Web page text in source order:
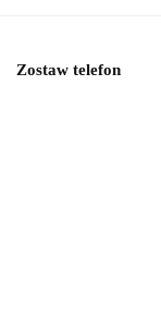
Zostaw telefon